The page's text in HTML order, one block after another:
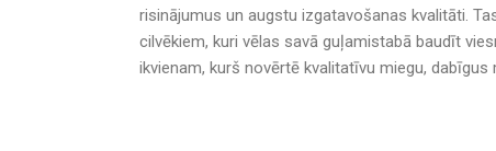
risinājumus un augstu izgatavošanas kvalitāti.
cilvēkiem, kuri vēlas savā guļamistabā baudīt
ikvienam, kurš novērtē kvalitatīvu miegu,